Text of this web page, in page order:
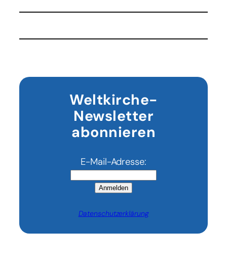
Drohne
Weltkirche-
Newsletter
abonnieren
E-Mail-Adresse:
Anmelden
Datenschutzerklärung